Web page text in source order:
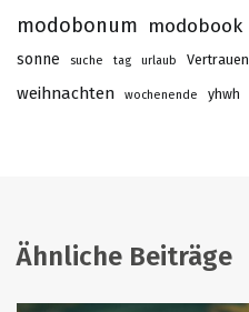
modobonum modobook
sonne suche tag urlaub Vertrauen
weihnachten wochenende yhwh
Ähnliche Beiträge